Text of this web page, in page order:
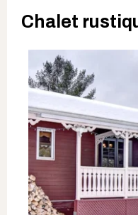
Chalet